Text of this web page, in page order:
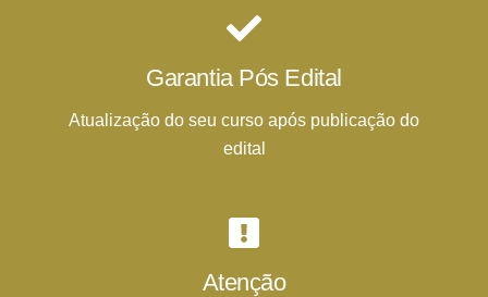
Garantia Pós Edital
Atualização do seu curso após publicação do
edital
Atenção